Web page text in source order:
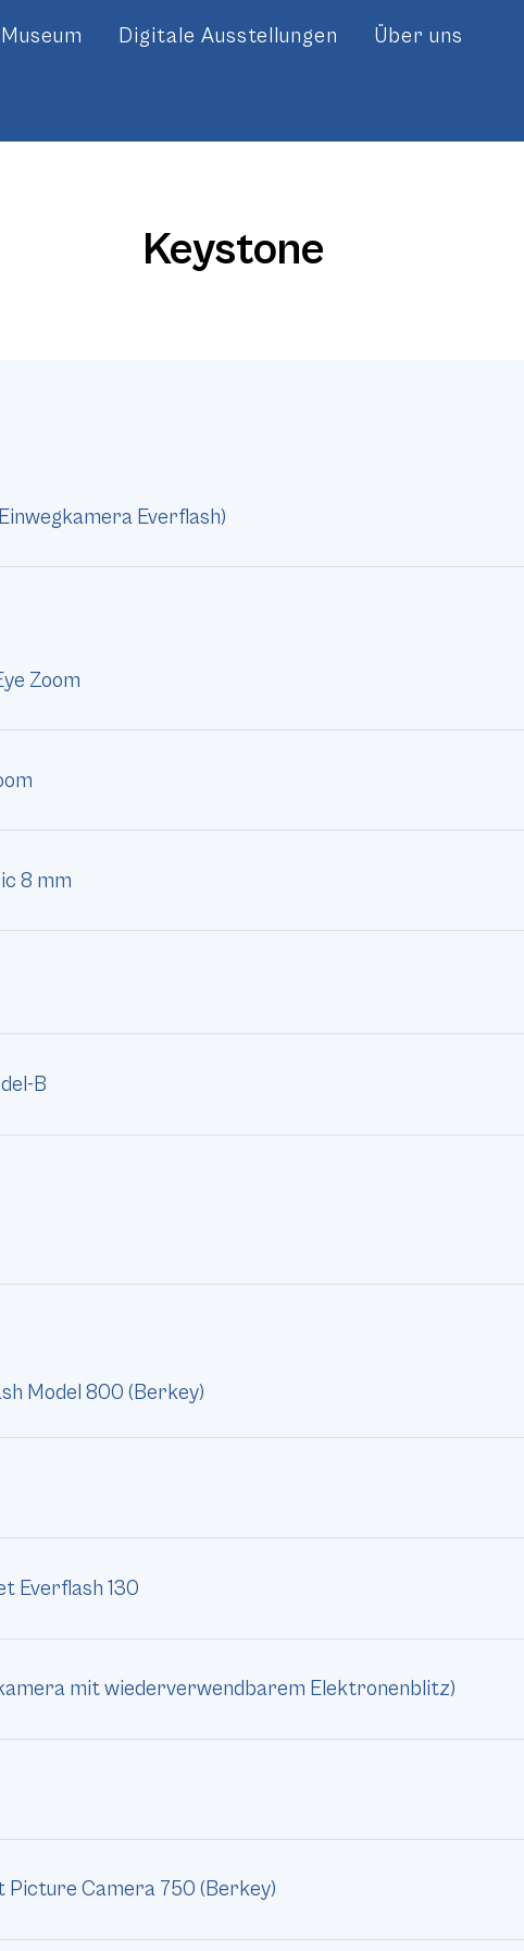
Digitale Ausstellungen Über uns
Keystone
Everflash)
Zoom
8 mm
B
Model 800 (Berkey)
Everflash 130
mit wiederverwendbarem Elektronenblitz)
Picture Camera 750 (Berkey)